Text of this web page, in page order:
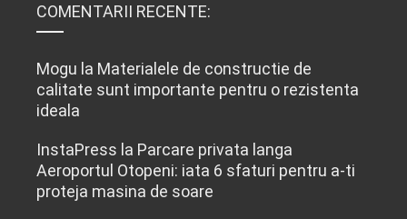
COMENTARII RECENTE:
Mogu la Materialele de constructie de
calitate sunt importante pentru o rezistenta
ideala
InstaPress la Parcare privata langa
Aeroportul Otopeni: iata 6 sfaturi pentru a-ti
proteja masina de soare